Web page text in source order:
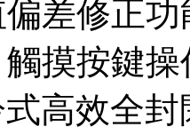
差修正
摸按鍵
高效全